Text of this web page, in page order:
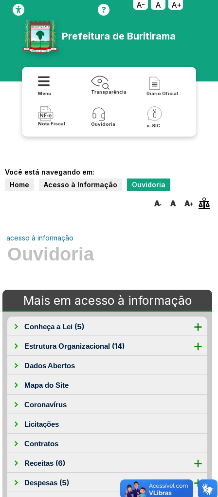
A- A A+
Prefeitura de Buritirama
Menu Transparência Diário Oficial
Nota Fiscal Ouvidoria e-SIC
Você está navegando em:
Home
Acesso à Informação Ouvidoria
acesso à informação
Ouvidoria
Mais em acesso à informação
Conheça a Lei (5)
Estrutura Organizacional (14)
Dados Abertos
Mapa do Site
Coronavírus
Licitações
Contratos
Receitas (6)
Despesas (5)